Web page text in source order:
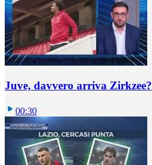
Juve, davvero arriva Zirkzee?
00:30